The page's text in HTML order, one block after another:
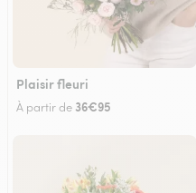
Plaisir fleuri
À partir de 36€95